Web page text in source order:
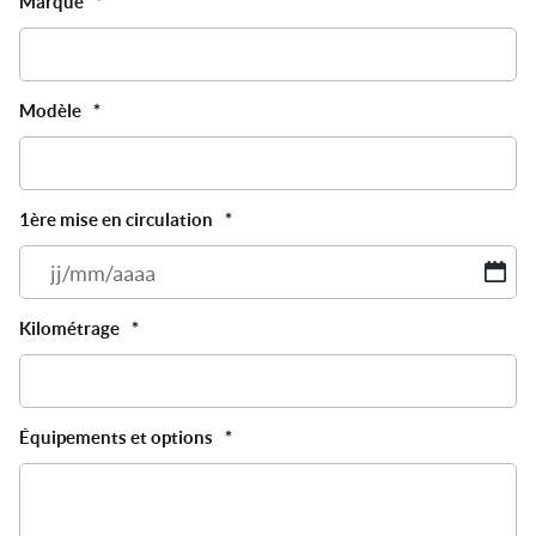
Modèle *
1ère mise en circulation
*
JJ
Kilométrage *
Équipements et options *